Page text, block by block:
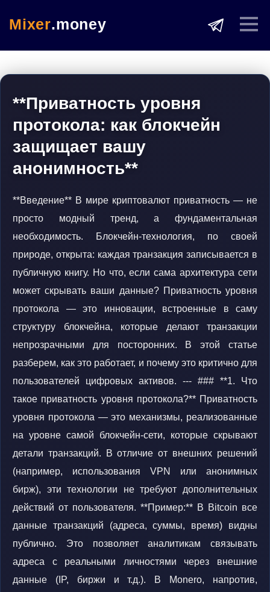
Mixer.money
**Приватность уровня
протокола: как блокчейн
защищает вашу
анонимность**
**Введение** В мире криптовалют приватность — не
просто модный тренд, а фундаментальная
необходимость. Блокчейн-технология, по своей
природе, открыта: каждая транзакция записывается в
публичную книгу. Но что, если сама архитектура сети
может скрывать ваши данные? Приватность уровня
протокола — это инновации, встроенные в саму
структуру блокчейна, которые делают транзакции
непрозрачными для посторонних. В этой статье
разберем, как это работает, и почему это критично для
пользователей цифровых активов. --- ### **1. Что
такое приватность уровня протокола?** Приватность
уровня протокола — это механизмы, реализованные
на уровне самой блокчейн-сети, которые скрывают
детали транзакций. В отличие от внешних решений
(например, использования VPN или анонимных
бирж), эти технологии не требуют дополнительных
действий от пользователя. **Пример:** В Bitcoin все
данные транзакций (адреса, суммы, время) видны
публично. Это позволяет аналитикам связывать
адреса с реальными личностями через внешние
данные (IP, биржи и т.д.). В Monero, напротив,